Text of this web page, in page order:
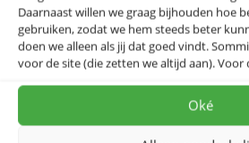
Daarnaast willen we graag bijhouden hoe
gebruiken, zodat we hem steeds beter
doen we alleen als jij dat goed vindt.
voor de site (die zetten we altijd aan). Voor
Oké
Duurzame
Onze stadskaart is niet alleen een
maar ook een bewuste keuze